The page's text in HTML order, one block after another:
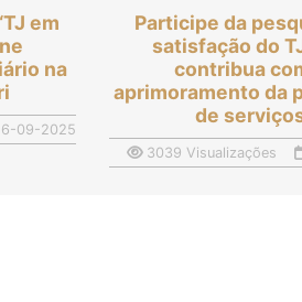
em
na
09-2025
Participe da
satisfação do
contribua
aprimoramento da
de
3039 Visualizações